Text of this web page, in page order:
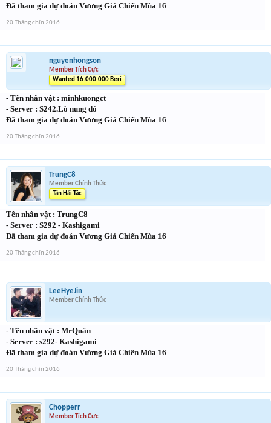
Đã tham gia dự đoán Vương Giả Chiến Mùa 16
20 Tháng chín 2016
nguyenhongson
Member Tích Cực
Wanted 16.000.000 Beri
- Tên nhân vật : minhkuongct
- Server : S242.Lò nung đỏ
Đã tham gia dự đoán Vương Giả Chiến Mùa 16
20 Tháng chín 2016
TrungC8
Member Chính Thức
Tân Hải Tặc
Tên nhân vật : TrungC8
- Server : S292 - Kashigami
Đã tham gia dự đoán Vương Giả Chiến Mùa 16
20 Tháng chín 2016
LeeHyeJin
Member Chính Thức
- Tên nhân vật : MrQuân
- Server : s292- Kashigami
Đã tham gia dự đoán Vương Giả Chiến Mùa 16
20 Tháng chín 2016
Chopperr
Member Tích Cực